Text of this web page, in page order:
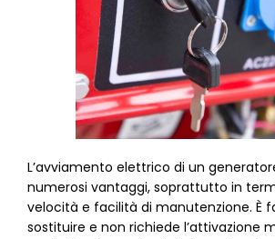
L’avviamento elettrico di un
numerosi vantaggi, soprattutto in
velocità e facilità di manutenzione. È
sostituire e non richiede l’attivazione